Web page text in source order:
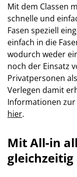
Mit dem Classen
schnelle und
Fasen speziell
einfach in die
wodurch weder
noch der Einsatz
Privatpersonen
Verlegen damit
Informationen zur
hier.
Mit All-in
gleichzeitig